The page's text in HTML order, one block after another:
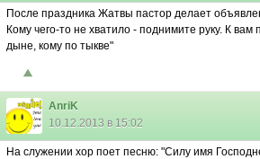
После праздника Жатвы пастор делает
Кому чего-то не хватило - поднимите руку. К вам
дыне, кому по тыкве"
AnriK
10.12.2013 в 15:02
На служении хор поет песню: "Силу имя